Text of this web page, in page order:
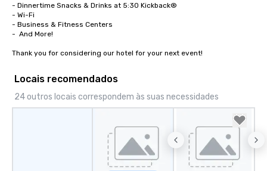
- Dinnertime Snacks & Drinks at 5:30 Kickback®
- Wi-Fi
- Business & Fitness Centers
-  And More!
Thank you for considering our hotel for your next event!
Locais recomendados
24 outros locais correspondem às suas necessidades